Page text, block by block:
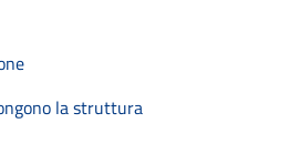
la struttura